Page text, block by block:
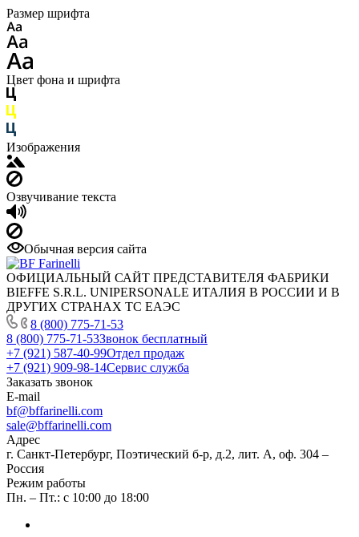
Размер шрифта
Цвет фона и шрифта
Изображения
Озвучивание текста
Обычная версия сайта
ОФИЦИАЛЬНЫЙ САЙТ ПРЕДСТАВИТЕЛЯ ФАБРИКИ
BIEFFE S.R.L. UNIPERSONALE ИТАЛИЯ В РОССИИ И В
ДРУГИХ СТРАНАХ ТС ЕАЭС
8 (800) 775-71-53
8 (800) 775-71-53Звонок бесплатный
+7 (921) 587-40-99Отдел продаж
+7 (921) 909-98-14Сервис служба
Заказать звонок
E-mail
bf@bffarinelli.com
sale@bffarinelli.com
Адрес
г. Санкт-Петербург, Поэтический б-р, д.2, лит. А, оф. 304 –
Россия
Режим работы
Пн. – Пт.: с 10:00 до 18:00